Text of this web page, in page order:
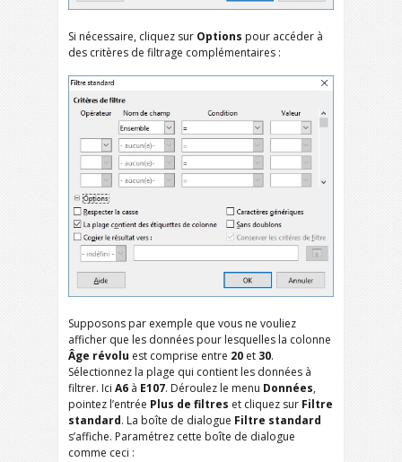
Si nécessaire, cliquez sur Options pour accéder à
des critères de filtrage complémentaires :
Supposons par exemple que vous ne vouliez
afficher que les données pour lesquelles la colonne
Âge révolu est comprise entre 20 et 30.
Sélectionnez la plage qui contient les données à
filtrer. Ici A6 à E107. Déroulez le menu Données,
pointez l’entrée Plus de filtres et cliquez sur Filtre
standard. La boîte de dialogue Filtre standard
s’affiche. Paramétrez cette boîte de dialogue
comme ceci :